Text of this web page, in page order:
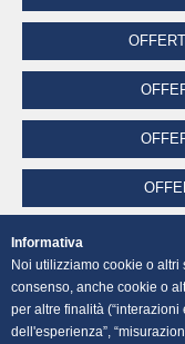
Informativa
Noi utilizziamo cookie o
consenso, anche cookie o
per altre finalità (“interazioni
dell'esperienza”,